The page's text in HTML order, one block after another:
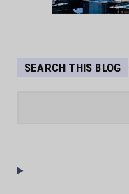
SEARCH THIS BLOG